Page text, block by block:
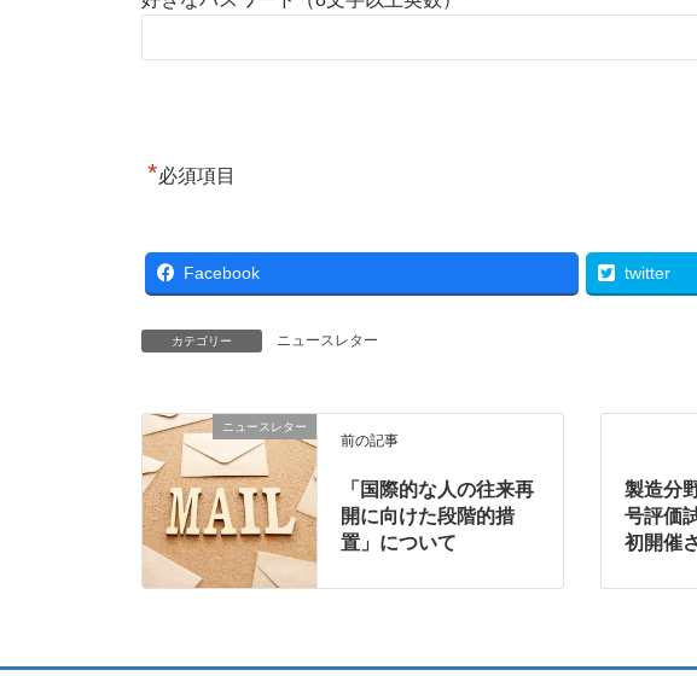
*必須項目
Facebook twitter
カテゴリー ニュースレター
ニュースレター
前の記事
「国際的な人の往来再
開に向けた段階的措
置」について
製造分
号評価
初開催